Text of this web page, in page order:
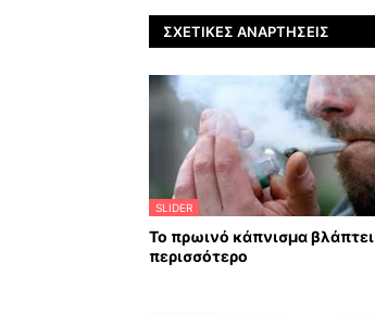
ΣΧΕΤΙΚΈΣ ΑΝΑΡΤΉΣΕΙΣ
SLIDER
Το πρωινό κάπνισμα βλάπτει
περισσότερο